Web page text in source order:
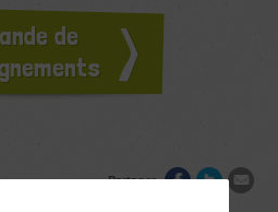
de
Partager